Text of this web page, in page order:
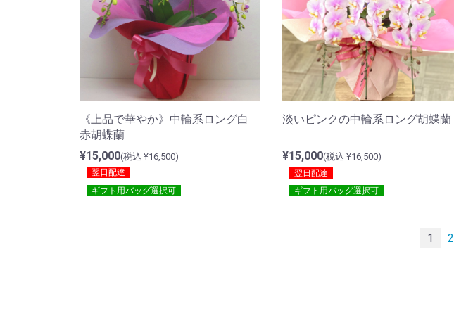
《上品で華やか》中輪系ロング白
赤胡蝶蘭
¥15,000(税込 ¥16,500)
翌日配達
ギフト用バッグ選択可
淡いピンクの中輪系ロング胡蝶蘭
¥15,000(税込 ¥16,500)
翌日配達
ギフト用バッグ選択可
1 2